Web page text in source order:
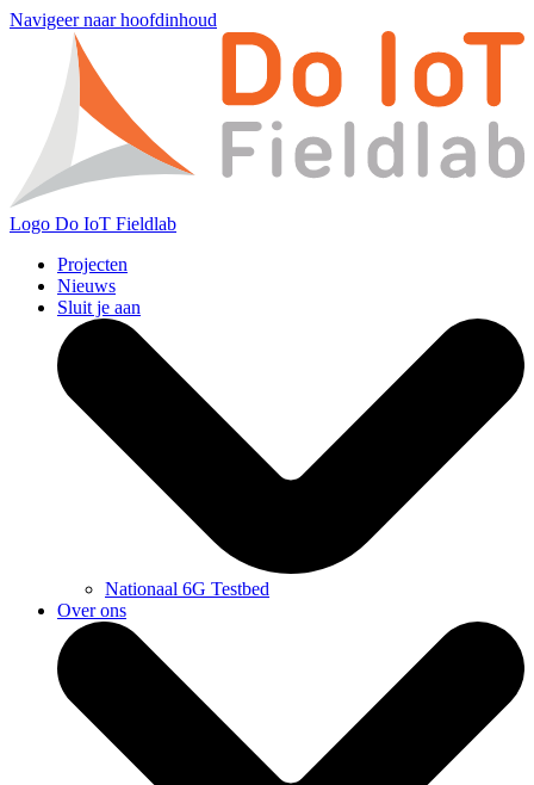
Navigeer naar hoofdinhoud
Logo Do IoT Fieldlab
Projecten
Nieuws
Sluit je aan
Nationaal 6G Testbed
Over ons